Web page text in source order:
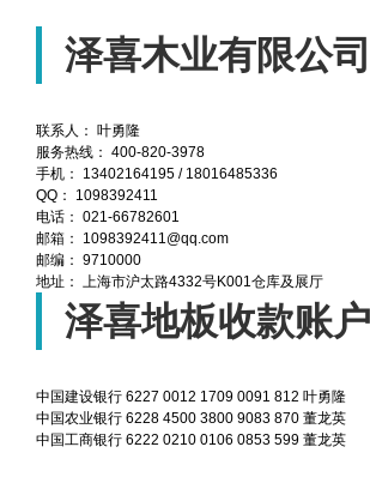
泽喜木业有限公
联系人： 叶勇隆
服务热线： 400-820-3978
手机：
13402164195 / 18016485336
QQ：
1098392411
电话： 021-66782601
邮箱：
1098392411@qq.com
邮编： 9710000
地址： 上海市沪太路4332号K001仓库及展厅
泽喜地板收款账
中国建设银行 6227 0012 1709 0091 812 叶勇隆
中国农业银行 6228 4500 3800 9083 870 董龙英
中国工商银行 6222 0210 0106 0853 599 董龙英